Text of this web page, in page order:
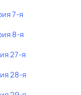
7-я
8-я
27-я
28-я